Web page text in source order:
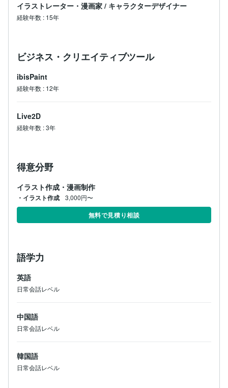
イラストレーター・漫画家 / キャラクターデザイナー
経験年数 : 15年
ビジネス・クリエイティブツール
ibisPaint
経験年数 : 12年
Live2D
経験年数 :3年
得意分野
イラスト作成・漫画制作
・イラスト作成 3,000円〜
無料で見積り相談
語学力
英語
日常会話レベル
中国語
日常会話レベル
韓国語
日常会話レベル